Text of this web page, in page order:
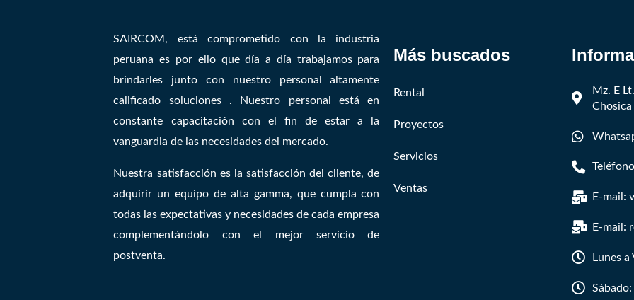
SAIRCOM, está comprometido con la industria
peruana es por ello que día a día trabajamos para
brindarles junto con nuestro personal altamente
calificado soluciones . Nuestro personal está en
constante capacitación con el fin de estar a la
vanguardia de las necesidades del mercado.
Nuestra satisfacción es la satisfacción del cliente, de
adquirir un equipo de alta gamma, que cumpla con
todas las expectativas y necesidades de cada empresa
complementándolo con el mejor servicio de
postventa.
Más buscados
Rental
Proyectos
Servicios
Ventas
Mz. E
E-mail:
E-mail:
Lunes